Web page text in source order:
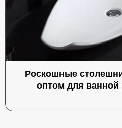
Роскошные
оптом для ванной